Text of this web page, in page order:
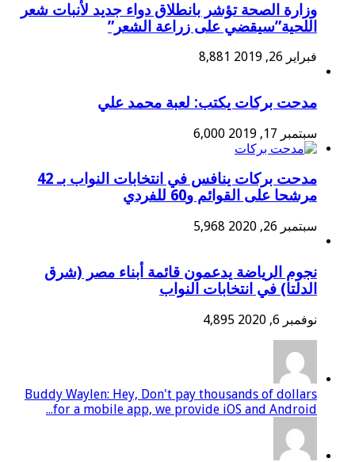
وزارة الصحة تؤشر بانطلاق دواء جديد لأنبات شعر
اللحية”سيقضي على زراعة الشعر”
فبراير 26, 2019 8,881
مدحت بركات يكتب: لعبة محمد علي
سبتمبر 17, 2019 6,000
مدحت بركات ينافس في انتخابات النواب بـ 42
مرشحا على القوائم و60 للفردي
سبتمبر 26, 2020 5,968
نجوم الرياضة يدعمون قائمة أبناء مصر (شرق
الدلتا) في انتخابات النواب
نوفمبر 6, 2020 4,895
Buddy Waylen: Hey, Don't pay thousands of dollars
for a mobile app, we provide iOS and Android...